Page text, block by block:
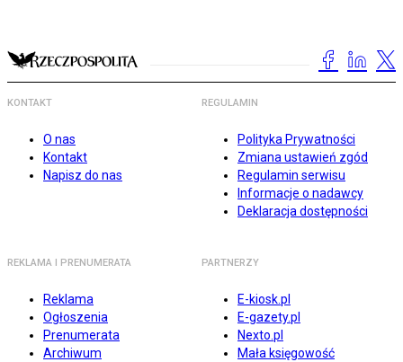
KONTAKT
O nas
Kontakt
Napisz do nas
REGULAMIN
Polityka Prywatności
Zmiana ustawień zgód
Regulamin serwisu
Informacje o nadawcy
Deklaracja dostępności
REKLAMA I PRENUMERATA
Reklama
Ogłoszenia
Prenumerata
Archiwum
PARTNERZY
E-kiosk.pl
E-gazety.pl
Nexto.pl
Mała księgowość